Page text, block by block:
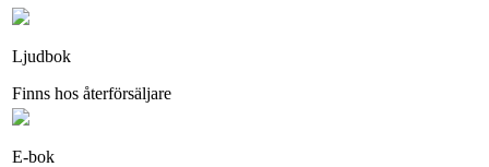
Ljudbok
Finns hos återförsäljare
E-bok